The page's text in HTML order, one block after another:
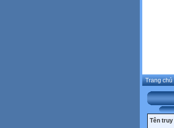
Trang chủ
Tên truy